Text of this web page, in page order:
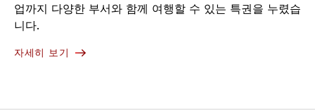
업까지 다양한 부서와 함께 여행할 수 있는 특권을 누렸습
니다.
자세히 보기